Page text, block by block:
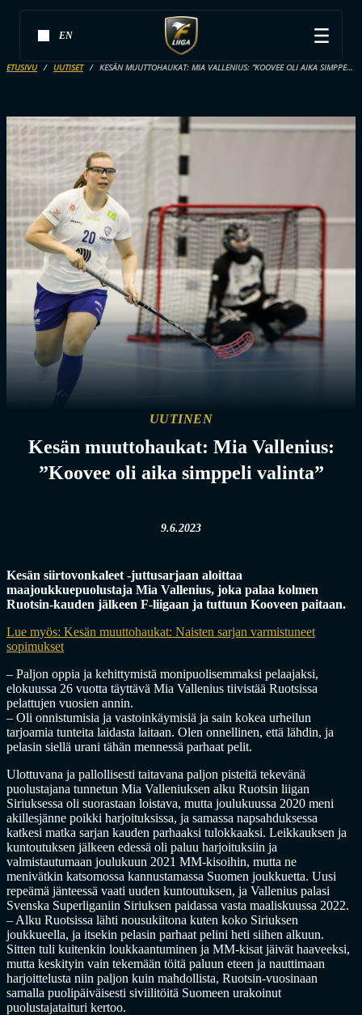
EN
ETUSIVU UUTISET KESÄN MUUTTOHAUKAT: MIA VALLENIUS: ”KOOVEE OLI AIKA SIMPPELI VALINTA”
UUTINEN
Kesän muuttohaukat: Mia Vallenius:
”Koovee oli aika simppeli valinta”
9.6.2023
Kesän siirtovonkaleet -juttusarjaan aloittaa
maajoukkuepuolustaja Mia Vallenius, joka palaa kolmen
Ruotsin-kauden jälkeen F-liigaan ja tuttuun Kooveen paitaan.
Lue myös: Kesän muuttohaukat: Naisten sarjan varmistuneet
sopimukset
– Paljon oppia ja kehittymistä monipuolisemmaksi pelaajaksi,
elokuussa 26 vuotta täyttävä Mia Vallenius tiivistää Ruotsissa
pelattujen vuosien annin.
– Oli onnistumisia ja vastoinkäymisiä ja sain kokea urheilun
tarjoamia tunteita laidasta laitaan. Olen onnellinen, että lähdin, ja
pelasin siellä urani tähän mennessä parhaat pelit.
Ulottuvana ja pallollisesti taitavana paljon pisteitä tekevänä
puolustajana tunnetun Mia Valleniuksen alku Ruotsin liigan
Siriuksessa oli suorastaan loistava, mutta joulukuussa 2020 meni
akillesjänne poikki harjoituksissa, ja samassa napsahduksessa
katkesi matka sarjan kauden parhaaksi tulokkaaksi. Leikkauksen ja
kuntoutuksen jälkeen edessä oli paluu harjoituksiin ja
valmistautumaan joulukuun 2021 MM-kisoihin, mutta ne
menivätkin katsomossa kannustamassa Suomen joukkuetta. Uusi
repeämä jänteessä vaati uuden kuntoutuksen, ja Vallenius palasi
Svenska Superliganiin Siriuksen paidassa vasta maaliskuussa 2022.
– Alku Ruotsissa lähti nousukiitona kuten koko Siriuksen
joukkueella, ja itsekin pelasin parhaat pelini heti siihen alkuun.
Sitten tuli kuitenkin loukkaantuminen ja MM-kisat jäivät haaveeksi,
mutta keskityin vain tekemään töitä paluun eteen ja nauttimaan
harjoittelusta niin paljon kuin mahdollista, Ruotsin-vuosinaan
samalla puolipäiväisesti siviilitöitä Suomeen urakoinut
puolustajataituri kertoo.